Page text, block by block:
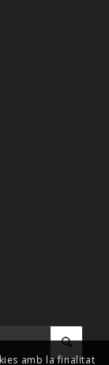
amb la finalitat